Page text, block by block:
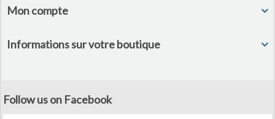
Mon compte
Informations sur votre boutique
Follow us on Facebook